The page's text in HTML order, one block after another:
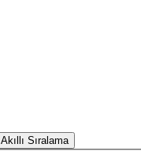
Akıllı Sıralama